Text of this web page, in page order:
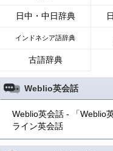
日中・中日辞典
インドネシア語辞典
古語辞典
Weblio英会話
Weblio英会話 - 「Weblio
ライン英会話